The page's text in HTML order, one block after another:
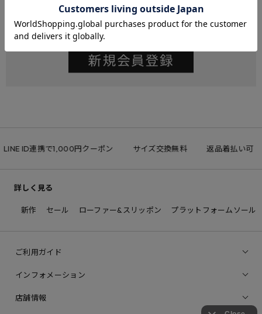
LINE ID連携で1,000円クーポン サイズ交換無料 返品着払い可
詳しく見る
新作 セール ローファー&スリッポン プラットフォームソール
ご利用ガイド
インフォメーション
店舗情報